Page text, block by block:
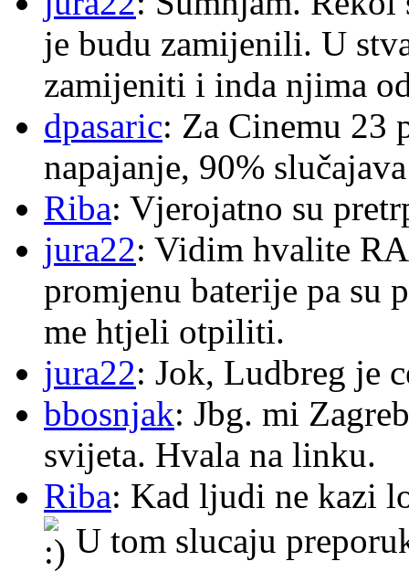
je budu zamijenili. U
zamijeniti i inda njima
dpasaric: Za Cinemu 23
napajanje, 90%
Riba: Vjerojatno su
jura22: Vidim hvalite
promjenu baterije pa su
me htjeli otpiliti.
jura22: Jok, Ludbreg je
bbosnjak: Jbg. mi
svijeta. Hvala na linku.
Riba: Kad ljudi ne kazi
U tom slucaju